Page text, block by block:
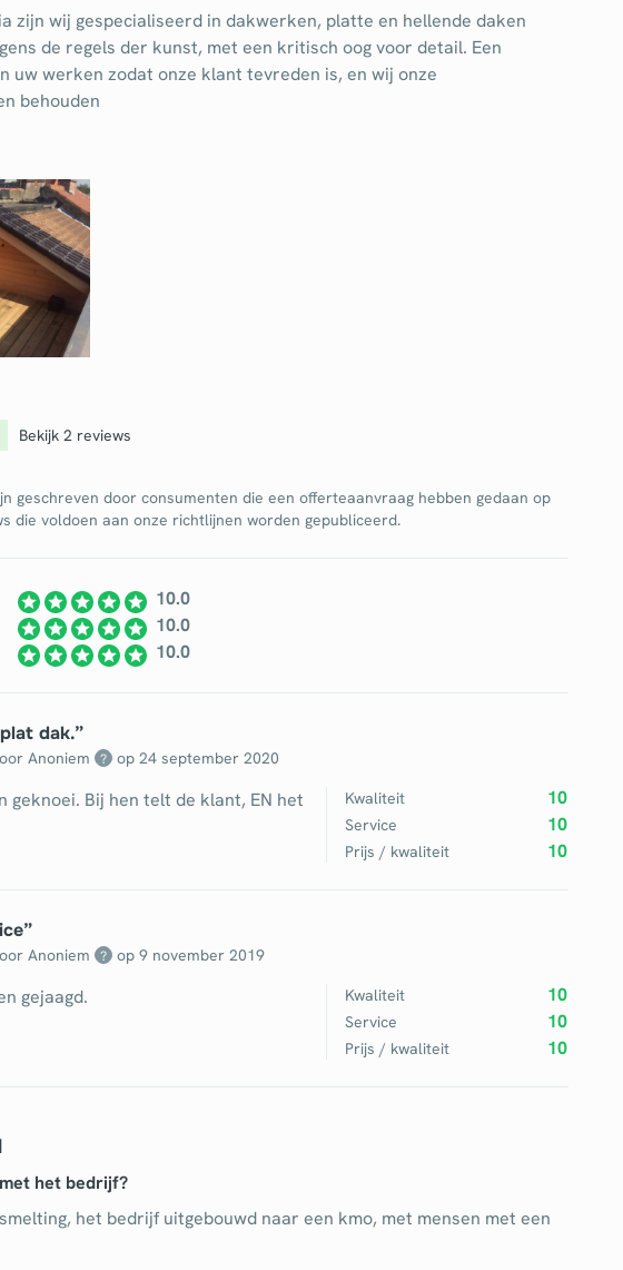
Laadpalen
Loodgieter
zijn wij gespecialiseerd in dakwerken, platte en hellende daken
de regels der kunst, met een kritisch oog voor detail. Een
uw werken zodat onze klant tevreden is, en wij onze
behouden
Bekijk 2 reviews
geschreven door consumenten die een offerteaanvraag hebben gedaan op
die voldoen aan onze richtlijnen worden gepubliceerd.
10.0
10.0
10.0
dak.”
Anoniem ? op 24 september 2020
geknoei. Bij hen telt de klant, EN het
Kwaliteit 10
Service 10
Prijs / kwaliteit 10
”
Anoniem ? op 9 november 2019
gejaagd. Kwaliteit 10
Service 10
Prijs / kwaliteit 10
het bedrijf?
het bedrijf uitgebouwd naar een kmo, met mensen met een